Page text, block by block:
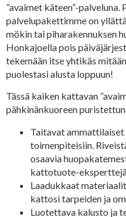
”avaimet käteen”-palveluna.
palvelupakettimme on
mökin tai piharakennuksen
Honkajoella pois
tekemään itse yhtikäs
puolestasi alusta loppuun!
Tässä kaiken kattavan
pähkinänkuoreen
Taitavat
toimenpiteisiin.
osaavia
kattotuote-
Laadukkaat
kattosi tarpeiden ja
Luotettava kalusto ja